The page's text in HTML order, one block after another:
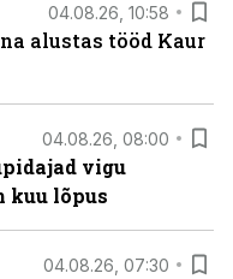
04.08.26, 10:58
alustas tööd Kaur
04.08.26, 08:00
vigu
kuu lõpus
04.08.26, 07:30